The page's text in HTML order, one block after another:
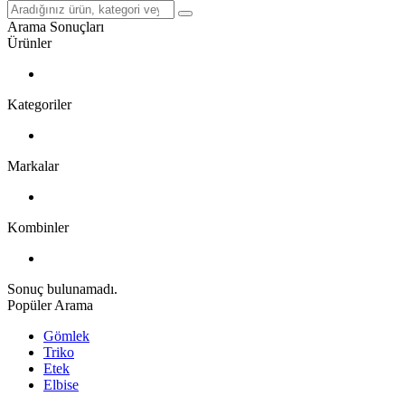
Arama Sonuçları
Ürünler
Kategoriler
Markalar
Kombinler
Sonuç bulunamadı.
Popüler Arama
Gömlek
Triko
Etek
Elbise